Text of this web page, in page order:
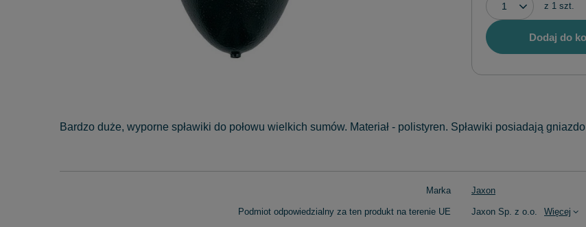
z 1 szt.
Dodaj do
Bardzo duże, wyporne spławiki do połowu wielkich sumów. Materiał - polistyren. Spławiki posiadają
Marka Jaxon
Podmiot odpowiedzialny za ten produkt na terenie UE Jaxon Sp. z o.o. Więcej